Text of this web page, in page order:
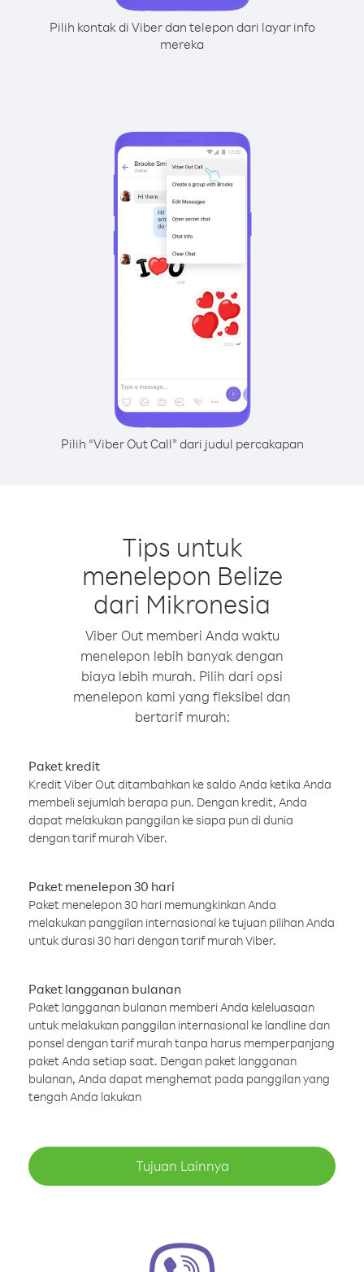
Pilih kontak di Viber dan telepon dari layar info
mereka
Pilih “Viber Out Call” dari judul percakapan
Tips untuk
menelepon Belize
dari Mikronesia
Viber Out memberi Anda waktu
menelepon lebih banyak dengan
biaya lebih murah. Pilih dari opsi
menelepon kami yang fleksibel dan
bertarif murah:
Paket kredit
Kredit Viber Out ditambahkan ke saldo Anda ketika Anda
membeli sejumlah berapa pun. Dengan kredit, Anda
dapat melakukan panggilan ke siapa pun di dunia
dengan tarif murah Viber.
Paket menelepon 30 hari
Paket menelepon 30 hari memungkinkan Anda
melakukan panggilan internasional ke tujuan pilihan Anda
untuk durasi 30 hari dengan tarif murah Viber.
Paket langganan bulanan
Paket langganan bulanan memberi Anda keleluasaan
untuk melakukan panggilan internasional ke landline dan
ponsel dengan tarif murah tanpa harus memperpanjang
paket Anda setiap saat. Dengan paket langganan
bulanan, Anda dapat menghemat pada panggilan yang
tengah Anda lakukan
Tujuan Lainnya